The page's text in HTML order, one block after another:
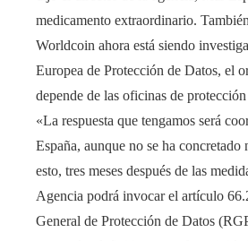
medicamento extraordinario.
Worldcoin ahora está siendo
Europea de Protección de Datos, el
depende de las oficinas de
«La respuesta que tengamos será
España, aunque no se ha
esto, tres meses después de las
Agencia podrá invocar el artículo
General de Protección de Datos